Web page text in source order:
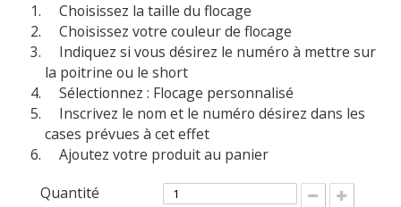
Choisissez la taille du flocage
Choisissez votre couleur de flocage
Indiquez si vous désirez le numéro à mettre sur
la poitrine ou le short
Sélectionnez : Flocage personnalisé
Inscrivez le nom et le numéro désirez dans les
cases prévues à cet effet
Ajoutez votre produit au panier
Quantité